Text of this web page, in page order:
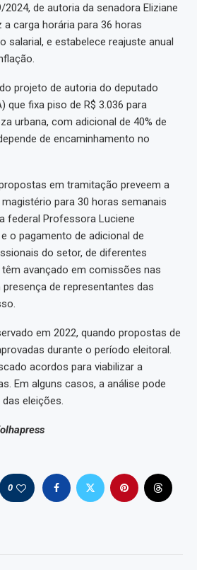
2024, de autoria da senadora Eliziane
a carga horária para 36 horas
salarial, e estabelece reajuste anual
projeto de autoria do deputado
que fixa piso de R$ 3.036 para
urbana, com adicional de 40% de
de encaminhamento no
em tramitação preveem a
para 30 horas semanais
federal Professora Luciene
o pagamento de adicional de
do setor, de diferentes
avançado em comissões nas
de representantes das
em 2022, quando propostas de
durante o período eleitoral.
acordos para viabilizar a
Em alguns casos, a análise pode
eleições.
0